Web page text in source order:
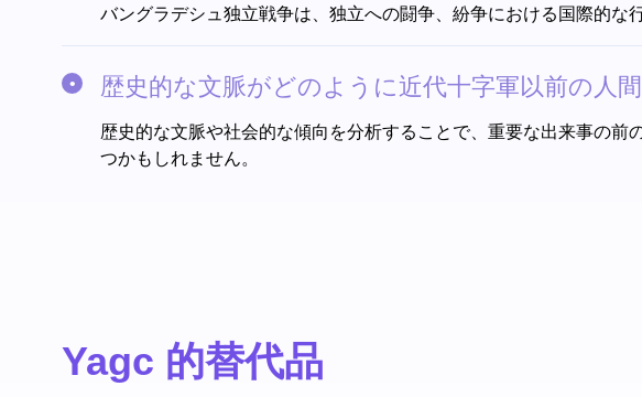
バングラデシュ独立戦争は、独立への闘争、紛争における国際的な
歴史的な文脈がどのように近代十字軍以前の人
歴史的な文脈や社会的な傾向を分析することで、重要な出来事の
つかもしれません。
Yagc 的替代品